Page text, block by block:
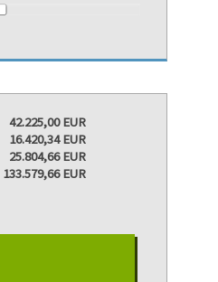
42.225,00 EUR
16.420,34 EUR
25.804,66 EUR
133.579,66 EUR